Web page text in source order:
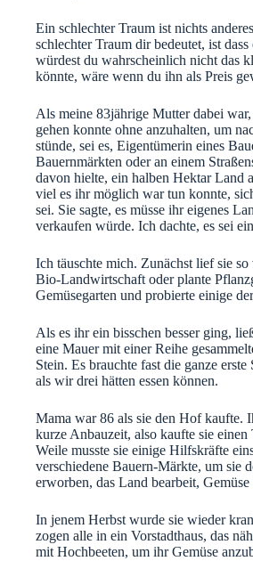
Ein schlechter Traum ist nichts
schlechter Traum dir bedeutet, ist
würdest du wahrscheinlich nicht das
könnte, wäre wenn du ihn als Preis
Als meine 83jährige Mutter dabei
gehen konnte ohne anzuhalten, um
stünde, sei es, Eigentümerin eines
Bauernmärkten oder an einem
davon hielte, ein halben Hektar Land
viel es ihr möglich war tun konnte,
sei. Sie sagte, es müsse ihr eigenes
verkaufen würde. Ich dachte, es sei
Ich täuschte mich. Zunächst lief sie
Bio-Landwirtschaft oder plante
Gemüsegarten und probierte einige
Als es ihr ein bisschen besser ging,
eine Mauer mit einer Reihe
Stein. Es brauchte fast die ganze
als wir drei hätten essen können.
Mama war 86 als sie den Hof kaufte.
kurze Anbauzeit, also kaufte sie
Weile musste sie einige Hilfskräfte
verschiedene Bauern-Märkte, um sie
erworben, das Land bearbeit,
In jenem Herbst wurde sie wieder
zogen alle in ein Vorstadthaus, das
mit Hochbeeten, um ihr Gemüse